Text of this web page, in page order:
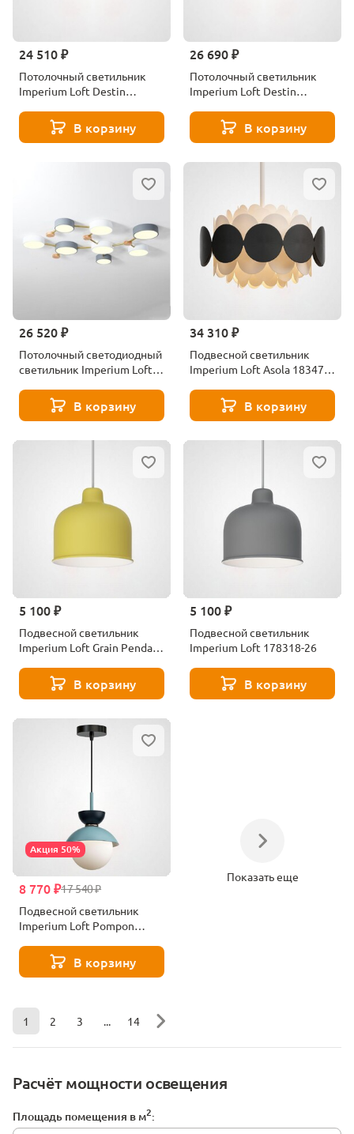
Расчёт мощности освещения
Площадь помещения в м2:
24 510 ₽
Потолочный светильник
Imperium Loft Destin
В корзину
26 690 ₽
Потолочный светильник
Imperium Loft Destin
В корзину
26 520 ₽
Потолочный светодиодный
светильник Imperium Loft
В корзину
34 310 ₽
Подвесной светильник
Imperium Loft Asola 183479-
В корзину
5 100 ₽
Подвесной светильник
Imperium Loft Grain Pendant
В корзину
5 100 ₽
Подвесной светильник
Imperium Loft 178318-26
В корзину
Акция 50%
17 540 ₽
8 770 ₽
Подвесной светильник
Imperium Loft Pompon
В корзину
Показать еще
1 2 3 14